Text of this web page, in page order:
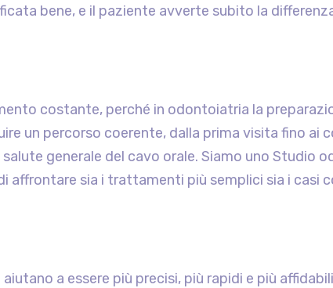
bene, e il paziente avverte subito la
costante, perché in odontoiatria la
un percorso coerente, dalla prima visita fino ai
generale del cavo orale. Siamo uno Studio
affrontare sia i trattamenti più semplici sia i casi
a essere più precisi, più rapidi e più